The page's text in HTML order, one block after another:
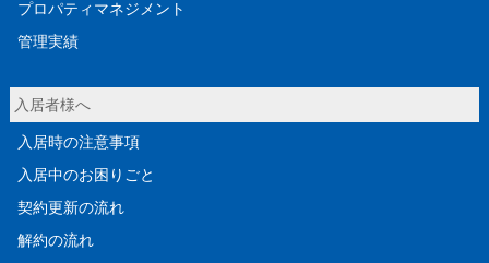
プロパティマネジメント
管理実績
入居者様へ
入居時の注意事項
入居中のお困りごと
契約更新の流れ
解約の流れ